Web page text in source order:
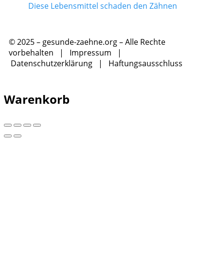
Diese Lebensmittel schaden den Zähnen
© 2025 – gesunde-zaehne.org – Alle Rechte
vorbehalten | Impressum |
Datenschutzerklärung | Haftungsausschluss
Warenkorb